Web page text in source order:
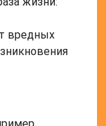
вредных